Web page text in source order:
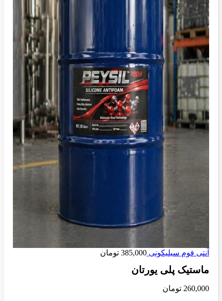
آنتی فوم سیلیکونی 385,000 تومان
ماستیک پلی یورتان
260,000 تومان